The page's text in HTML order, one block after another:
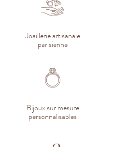
Joaillerie artisanale
parisienne
Bijoux sur mesure
personnalisables